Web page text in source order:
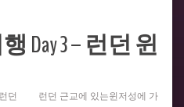
Day 3 – 런던 윈
던 런던 근교에 있는윈저성에 가